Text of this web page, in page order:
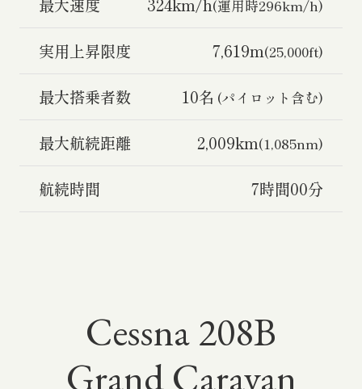
最大速度 324km/h(運用時296km/h)
実用上昇限度 7,619m(25,000ft)
最大搭乗者数 10名 (パイロット含む)
最大航続距離 2,009km(1,085nm)
航続時間 7時間00分
Cessna 208B
Grand Caravan